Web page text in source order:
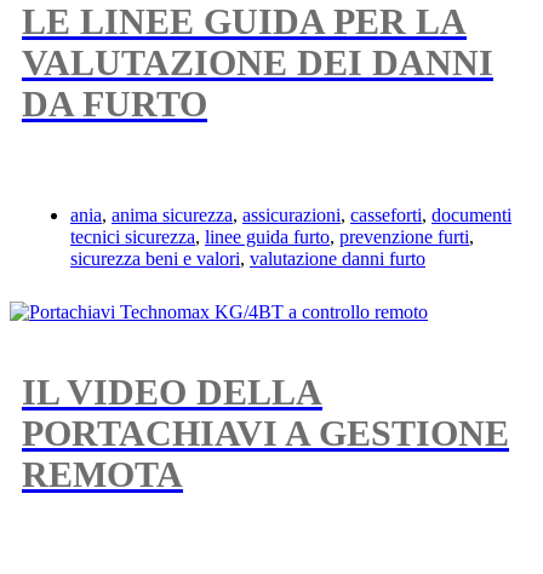
LE LINEE GUIDA PER LA
VALUTAZIONE DEI DANNI
DA FURTO
ania, anima sicurezza, assicurazioni, casseforti, documenti
tecnici sicurezza, linee guida furto, prevenzione furti,
sicurezza beni e valori, valutazione danni furto
IL VIDEO DELLA
PORTACHIAVI A GESTIONE
REMOTA